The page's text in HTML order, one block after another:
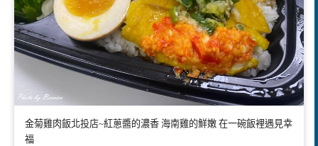
金菊雞肉飯北投店~紅蔥醬的濃香 海南雞的鮮嫩 在一碗飯裡遇見幸
福